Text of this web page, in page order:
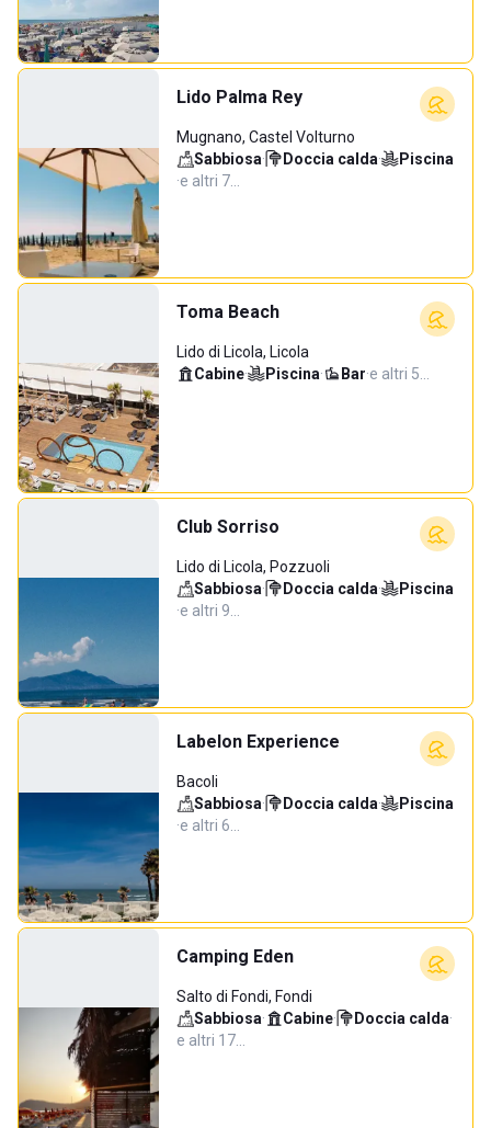
Lido Palma Rey
Mugnano, Castel Volturno
Sabbiosa· Doccia calda·
Piscina
·e altri 7…
Toma Beach
Lido di Licola, Licola
Cabine· Piscina· Bar·e altri 5…
Club Sorriso
Lido di Licola, Pozzuoli
Sabbiosa· Doccia calda·
Piscina
·e altri 9…
Labelon Experience
Bacoli
Sabbiosa· Doccia calda·
Piscina
·e altri 6…
Camping Eden
Salto di Fondi, Fondi
Sabbiosa· Cabine· Doccia calda·
e altri 17…